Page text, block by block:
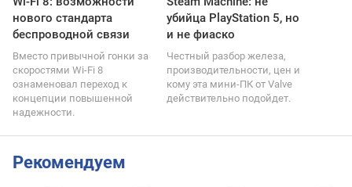
нового стандарта
беспроводной связи
Вместо привычной гонки за
скоростями Wi-Fi 8
ознаменовал переход к
концепции повышенной
надежности.
убийца PlayStation 5, но
и не фиаско
Честный разбор железа,
производительности, цен и
кому эта мини-ПК от Valve
действительно подойдет.
Рекомендуем